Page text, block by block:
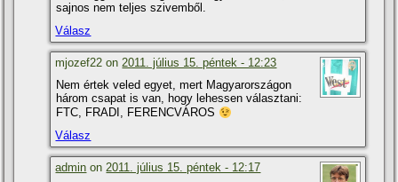
sajnos nem teljes szivemből.
Válasz
mjozef22 on2011. július 15. péntek - 12:23
Nem értek veled egyet, mert Magyarországon
három csapat is van, hogy lehessen választani:
FTC, FRADI, FERENCVÁROS
Válasz
admin on2011. július 15. péntek - 12:17